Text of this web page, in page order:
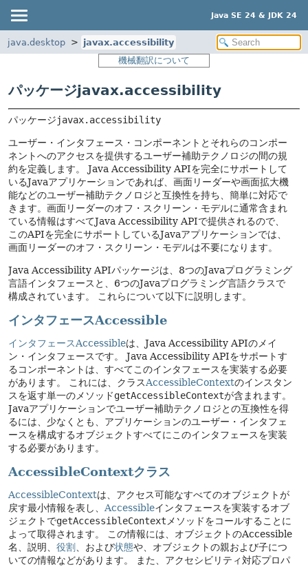
Java SE 24 & JDK 24
java.desktop
javax.accessibility
機械翻訳について
パッケージjavax.accessibility
パッケージjavax.accessibility
ユーザー・インタフェース・コンポーネントとそれらのコンポー
ネントへのアクセスを提供するユーザー補助テクノロジの間の規
約を定義します。
Java Accessibility APIを完全にサポートして
いるJavaアプリケーションであれば、画面リーダーや画面拡大機
能などのユーザー補助テクノロジと互換性を持ち、簡単に対応で
きます。画面リーダーのオフ・スクリーン・モデルに通常含まれ
ている情報はすべてJava Accessibility APIで提供されるので、
このAPIを完全にサポートしているJavaアプリケーションでは、
画面リーダーのオフ・スクリーン・モデルは不要になります。
Java Accessibility APIパッケージは、8つのJavaプログラミング
言語インタフェースと、6つのJavaプログラミング言語クラスで
構成されています。
これらについて以下に説明します。
インタフェースAccessible
インタフェースAccessibleは、Java Accessibility APIのメイ
ン・インタフェースです。
Java Accessibility APIをサポートす
るコンポーネントは、すべてこのインタフェースを実装する必要
があります。
これには、クラスAccessibleContextのインスタン
スを返す単一のメソッドgetAccessibleContextが含まれます。
Javaアプリケーションでユーザー補助テクノロジとの互換性を得
るには、少なくとも、アプリケーションのユーザー・インタフェ
ースを構成するオブジェクトすべてにこのインタフェースを実装
する必要があります。
AccessibleContextクラス
AccessibleContextは、アクセス可能なすべてのオブジェクトが
戻す最小情報を表し、 Accessibleインタフェースを実装するオブ
ジェクトでgetAccessibleContext メソッドをコールすることに
よって取得されます。
この情報には、オブジェクトのAccessible
名、説明、 役割 、および状態や、オブジェクトの親および子につ
いての情報などがあります。
また、アクセシビリティ対応プロパ